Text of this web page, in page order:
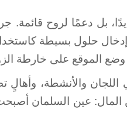
بل دعمًا لروح قائمة.
حلول بسيطة
الموقع على خارطة
والأنشطة، وأهالٍ
المال: عين السلمان